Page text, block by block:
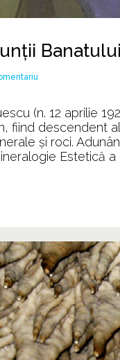
Banatului
roci
din
Munţii
Banatului
(n. 12 aprilie
fiind descendent
și roci.
Estetică a